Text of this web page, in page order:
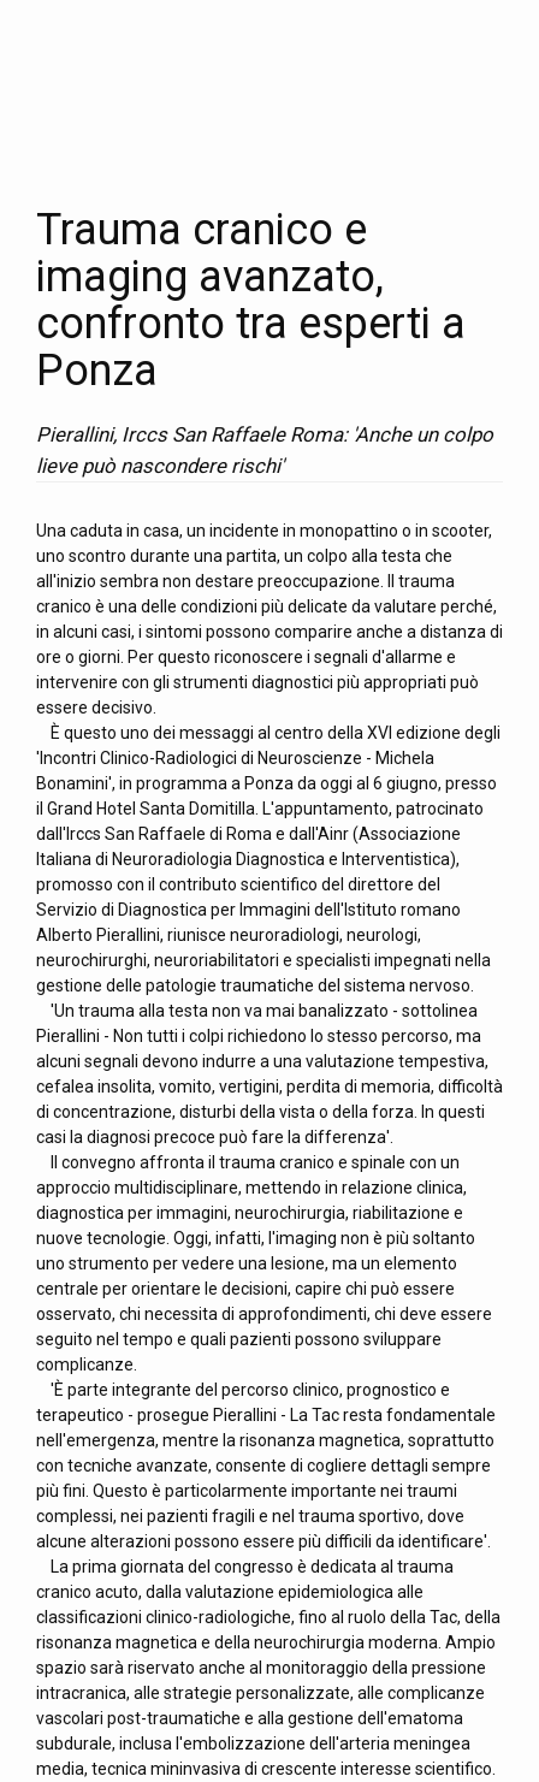
Trauma cranico e
imaging avanzato,
confronto tra esperti a
Ponza
Pierallini, Irccs San Raffaele Roma: 'Anche un colpo
lieve può nascondere rischi'
Una caduta in casa, un incidente in monopattino o in scooter,
uno scontro durante una partita, un colpo alla testa che
all'inizio sembra non destare preoccupazione. Il trauma
cranico è una delle condizioni più delicate da valutare perché,
in alcuni casi, i sintomi possono comparire anche a distanza di
ore o giorni. Per questo riconoscere i segnali d'allarme e
intervenire con gli strumenti diagnostici più appropriati può
essere decisivo.
È questo uno dei messaggi al centro della XVI edizione degli
'Incontri Clinico-Radiologici di Neuroscienze - Michela
Bonamini', in programma a Ponza da oggi al 6 giugno, presso
il Grand Hotel Santa Domitilla. L'appuntamento, patrocinato
dall'Irccs San Raffaele di Roma e dall'Ainr (Associazione
Italiana di Neuroradiologia Diagnostica e Interventistica),
promosso con il contributo scientifico del direttore del
Servizio di Diagnostica per Immagini dell'Istituto romano
Alberto Pierallini, riunisce neuroradiologi, neurologi,
neurochirurghi, neuroriabilitatori e specialisti impegnati nella
gestione delle patologie traumatiche del sistema nervoso.
'Un trauma alla testa non va mai banalizzato - sottolinea
Pierallini - Non tutti i colpi richiedono lo stesso percorso, ma
alcuni segnali devono indurre a una valutazione tempestiva,
cefalea insolita, vomito, vertigini, perdita di memoria, difficoltà
di concentrazione, disturbi della vista o della forza. In questi
casi la diagnosi precoce può fare la differenza'.
Il convegno affronta il trauma cranico e spinale con un
approccio multidisciplinare, mettendo in relazione clinica,
diagnostica per immagini, neurochirurgia, riabilitazione e
nuove tecnologie. Oggi, infatti, l'imaging non è più soltanto
uno strumento per vedere una lesione, ma un elemento
centrale per orientare le decisioni, capire chi può essere
osservato, chi necessita di approfondimenti, chi deve essere
seguito nel tempo e quali pazienti possono sviluppare
complicanze.
'È parte integrante del percorso clinico, prognostico e
terapeutico - prosegue Pierallini - La Tac resta fondamentale
nell'emergenza, mentre la risonanza magnetica, soprattutto
con tecniche avanzate, consente di cogliere dettagli sempre
più fini. Questo è particolarmente importante nei traumi
complessi, nei pazienti fragili e nel trauma sportivo, dove
alcune alterazioni possono essere più difficili da identificare'.
La prima giornata del congresso è dedicata al trauma
cranico acuto, dalla valutazione epidemiologica alle
classificazioni clinico-radiologiche, fino al ruolo della Tac, della
risonanza magnetica e della neurochirurgia moderna. Ampio
spazio sarà riservato anche al monitoraggio della pressione
intracranica, alle strategie personalizzate, alle complicanze
vascolari post-traumatiche e alla gestione dell'ematoma
subdurale, inclusa l'embolizzazione dell'arteria meningea
media, tecnica mininvasiva di crescente interesse scientifico.